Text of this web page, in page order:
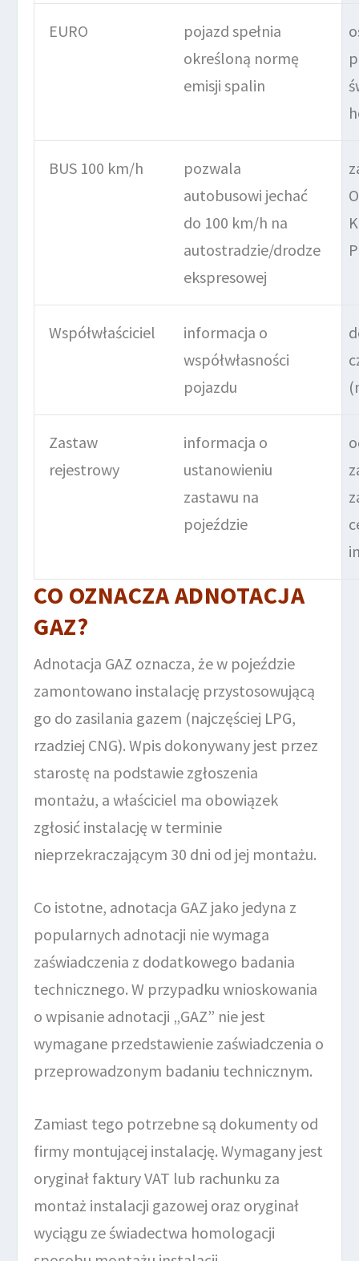
EURO
pojazd spełnia
określoną normę
emisji spalin
BUS 100 km/h
pozwala
autobusowi jechać
do 100 km/h na
autostradzie/drodze
ekspresowej
Współwłaściciel
informacja o
współwłasności
pojazdu
Zastaw
rejestrowy
informacja o
ustanowieniu
zastawu na
pojeździe
CO OZNACZA ADNOTACJA
GAZ?
Adnotacja GAZ oznacza, że w pojeździe
zamontowano instalację przystosowującą
go do zasilania gazem (najczęściej LPG,
rzadziej CNG). Wpis dokonywany jest przez
starostę na podstawie zgłoszenia
montażu, a właściciel ma obowiązek
zgłosić instalację w terminie
nieprzekraczającym 30 dni od jej montażu.
Co istotne, adnotacja GAZ jako jedyna z
popularnych adnotacji nie wymaga
zaświadczenia z dodatkowego badania
technicznego. W przypadku wnioskowania
o wpisanie adnotacji „GAZ” nie jest
wymagane przedstawienie zaświadczenia o
przeprowadzonym badaniu technicznym.
Zamiast tego potrzebne są dokumenty od
firmy montującej instalację. Wymagany jest
oryginał faktury VAT lub rachunku za
montaż instalacji gazowej oraz oryginał
wyciągu ze świadectwa homologacji